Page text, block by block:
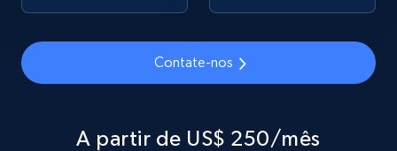
Google Shopping
more.
Contate-nos
A partir de US$ 250/mês